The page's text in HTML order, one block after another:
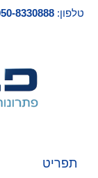
טלפון: 8330888
תפריט